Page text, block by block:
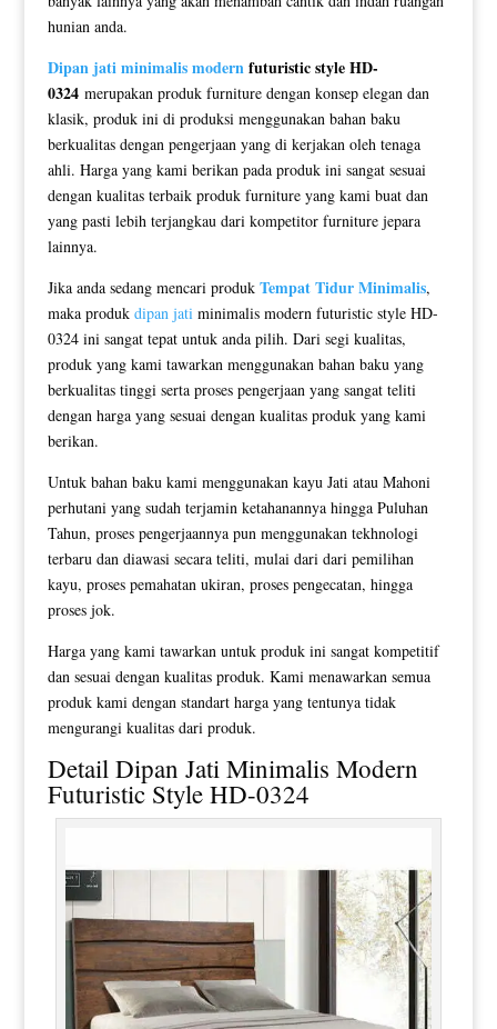
hunian anda.
Dipan jati minimalis modernfuturistic style HD-
0324merupakan produk furniture dengan konsep elegan dan
klasik, produk ini di produksi menggunakan bahan baku
berkualitas dengan pengerjaan yang di kerjakan oleh tenaga
ahli. Harga yang kami berikan pada produk ini sangat sesuai
dengan kualitas terbaik produk furniture yang kami buat dan
yang pasti lebih terjangkau dari kompetitor furniture jepara
lainnya.
Jika anda sedang mencari produk Tempat Tidur Minimalis,
maka produk dipan jati minimalis modern futuristic style HD-
0324 ini sangat tepat untuk anda pilih. Dari segi kualitas,
produk yang kami tawarkan menggunakan bahan baku yang
berkualitas tinggi serta proses pengerjaan yang sangat teliti
dengan harga yang sesuai dengan kualitas produk yang kami
berikan.
Untuk bahan baku kami menggunakan kayu Jati atau Mahoni
perhutani yang sudah terjamin ketahanannya hingga Puluhan
Tahun, proses pengerjaannya pun menggunakan tekhnologi
terbaru dan diawasi secara teliti, mulai dari dari pemilihan
kayu, proses pemahatan ukiran, proses pengecatan, hingga
proses jok.
Harga yang kami tawarkan untuk produk ini sangat kompetitif
dan sesuai dengan kualitas produk. Kami menawarkan semua
produk kami dengan standart harga yang tentunya tidak
mengurangi kualitas dari produk.
Detail Dipan Jati Minimalis Modern
Futuristic Style HD-0324